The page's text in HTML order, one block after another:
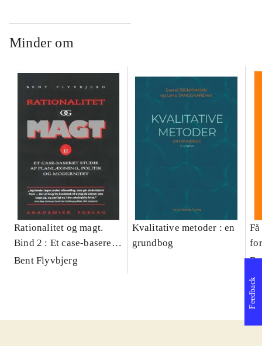
Minder om
Rationalitet og magt.
Bind 2 : Et case-baseret
studie af planlægning,
Bent Flyvbjerg
Kvalitative metoder : en
grundbog
Feedback